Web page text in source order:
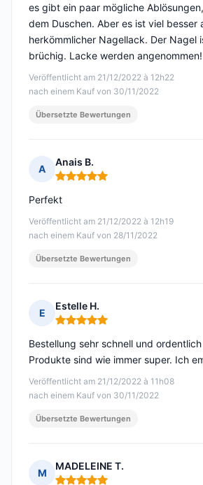
Veröffentlicht am 21/12/2022 à 12h22
nach einem Kauf von 30/11/2022
es gibt ein paar mögliche
dem Duschen. Aber es ist viel besser
herkömmlicher Nagellack. Der Nagel
brüchig. Lacke werden angenommen!
Übersetzte Bewertungen
A
Anais B.
Hinweis: 5 von 5
Veröffentlicht am 21/12/2022 à 12h19
nach einem Kauf von 28/11/2022
Perfekt
Übersetzte Bewertungen
E
Estelle H.
Hinweis: 5 von 5
Veröffentlicht am 21/12/2022 à 11h08
nach einem Kauf von 30/11/2022
Bestellung sehr schnell und
Produkte sind wie immer super. Ich
Übersetzte Bewertungen
M
MADELEINE T.